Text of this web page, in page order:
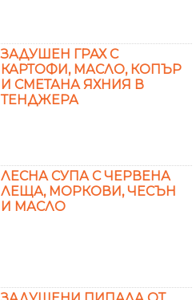
ЗАДУШЕН ГРАХ С
КАРТОФИ, МАСЛО, КОПЪР
И СМЕТАНА ЯХНИЯ В
ТЕНДЖЕРА
ЛЕСНА СУПА С ЧЕРВЕНА
ЛЕЩА, МОРКОВИ, ЧЕСЪН
И МАСЛО